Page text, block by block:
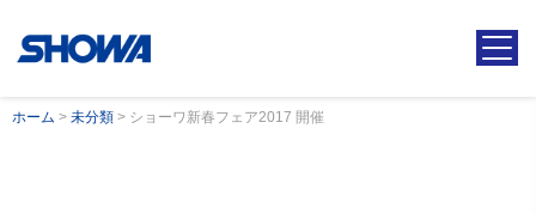
ホーム > 未分類 > ショーワ新春フェア2017 開催